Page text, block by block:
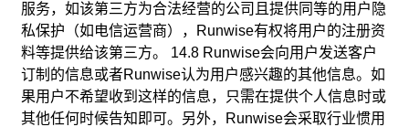
服务，如该第三方为合法经营的公司且提供同等的用户隐
私保护（如电信运营商），Runwise有权将用户的注册资
料等提供给该第三方。 14.8 Runwise会向用户发送客户
订制的信息或者Runwise认为用户感兴趣的其他信息。如
果用户不希望收到这样的信息，只需在提供个人信息时或
其他任何时候告知即可。另外，Runwise会采取行业惯用